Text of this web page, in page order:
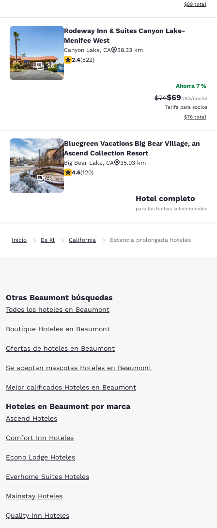
Ver detalles
$89 total
Rodeway Inn & Suites Canyon
26
Rodeway Inn & Suites Canyon Lake-
Menifee West
Canyon Lake, CA
38.33 km
calificación de 2.43 estrellas. Feria. 522 reseñas
2.4(522)
Ahorra 7 %
Precio tachado:
$74Precio con
$69USD/noche
Tarifa para socios
Ver detalles
$76 total
Bluegreen Vacations Big Bear
61
Bluegreen Vacations Big Bear Village, an
Ascend Collection Resort
Big Bear Lake, CA
35.03 km
calificación de 4.63 estrellas. Excepcional. 120
4.6(120)
Hotel completo
para las fechas seleccionadas
Inicio Es Xl California Estancia prolongada hoteles
Otras Beaumont búsquedas
Todos los hoteles en Beaumont
Boutique Hoteles en Beaumont
Ofertas de hoteles en Beaumont
Se aceptan mascotas Hoteles en Beaumont
Mejor calificados Hoteles en Beaumont
Hoteles en Beaumont por marca
Ascend Hoteles
Comfort Inn Hoteles
Econo Lodge Hoteles
Everhome Suites Hoteles
Mainstay Hoteles
Quality Inn Hoteles